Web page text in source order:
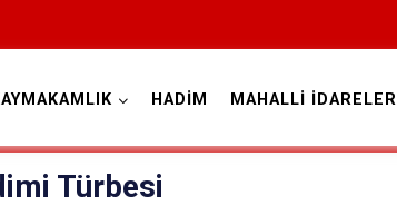
HADİM MAHALLİ İDARELER
Türbesi